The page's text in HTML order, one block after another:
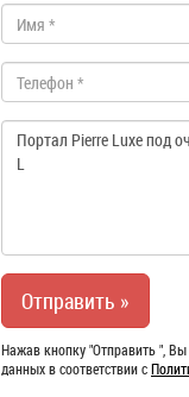
Нажав кнопку "Отправить ", Вы
данных в соответствии с